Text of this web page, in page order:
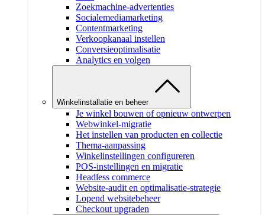
Zoekmachine-advertenties
Socialemediamarketing
Contentmarketing
Verkoopkanaal instellen
Conversieoptimalisatie
Analytics en volgen
Winkelinstallatie en beheer
Je winkel bouwen of opnieuw ontwerpen
Webwinkel-migratie
Het instellen van producten en collectie
Thema-aanpassing
Winkelinstellingen configureren
POS-instellingen en migratie
Headless commerce
Website-audit en optimalisatie-strategie
Lopend websitebeheer
Checkout upgraden